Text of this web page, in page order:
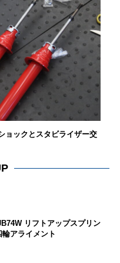
ョックとスタビライザー交
リフトアップスプリン
アライメント